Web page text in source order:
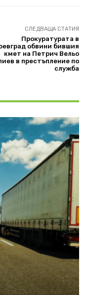
СЛЕДВАЩА СТАТИЯ
Прокуратурата в
обвини бившия
кмет на Петрич Вельо
в престъпление по
служба